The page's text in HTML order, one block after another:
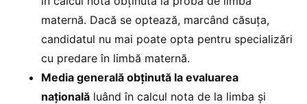
maternă. Dacă se optează, marcând căsuţa,
candidatul nu mai poate opta pentru specializări
cu predare în limbă maternă.
Media generală obţinută la evaluarea
naţională luând în calcul nota de la limba şi